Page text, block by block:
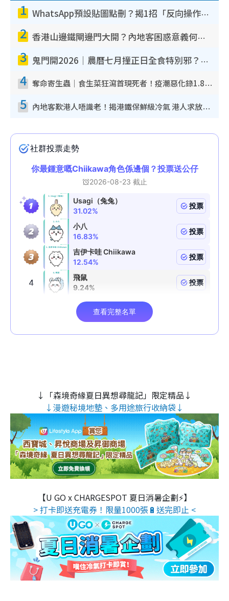
1 WhatsApp預設貼圖點刪？揭1招「反向操作」還原簡潔介面 附3步實測教學
2 香港山邊鐵閘邊門大開？內地客困惑意義何在！網民神回覆：呢種叫法理性防禦
3 鬼門開2026｜農曆七月撞正日全食特別邪？專家警告切忌做一事！揭4大禁忌+2招保平安
4 奪命寄生蟲｜食生菜狂瀉首現死者！疫潮惡化錄1.8萬宗病例 揭洗菜3大謬誤
5 內地客歎港人唔識老！揭港鐵保鮮級冷氣 港人求放過：咪投訴
↓「森境奇緣夏日異想尋龍記」限定精品↓
↓漫遊秘境地墊、多用途旅行收納袋↓
【U GO x CHARGESPOT 夏日消暑企劃⚡】
> 打卡即送充電券！限量1000張🔋送完即止 <